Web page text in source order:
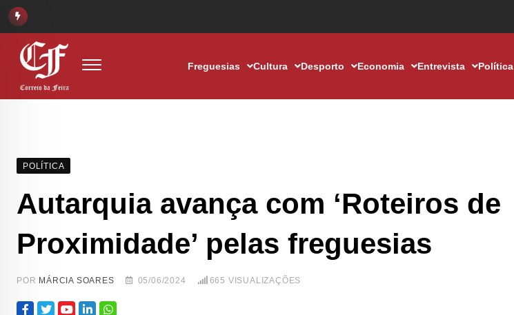
Freguesias Cultura Desporto Economia Entrevista Política
POLÍTICA
Autarquia avança com ‘Roteiros de
Proximidade’ pelas freguesias
POR MÁRCIA SOARES 05/06/2024 665 VISUALIZAÇÕES